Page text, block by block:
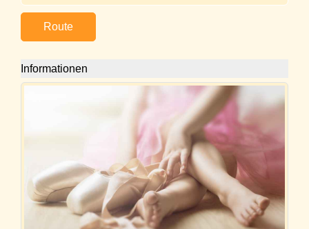
Route
Informationen